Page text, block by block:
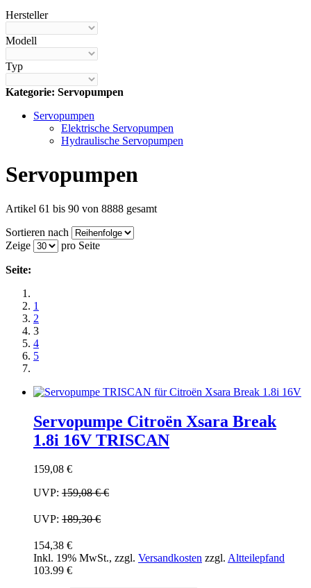
Hersteller
Modell
Typ
Kategorie: Servopumpen
Servopumpen
Elektrische Servopumpen
Hydraulische Servopumpen
Servopumpen
Artikel 61 bis 90 von 8888 gesamt
Sortieren nach
Zeige
pro Seite
Seite:
1
2
3
4
5
Servopumpe Citroën Xsara Break
1.8i 16V TRISCAN
159,08 €
UVP: 159,08 €€
UVP: 189,30 €
154,38 €
Inkl. 19% MwSt., zzgl. Versandkosten zzgl. Altteilepfand
103.99 €